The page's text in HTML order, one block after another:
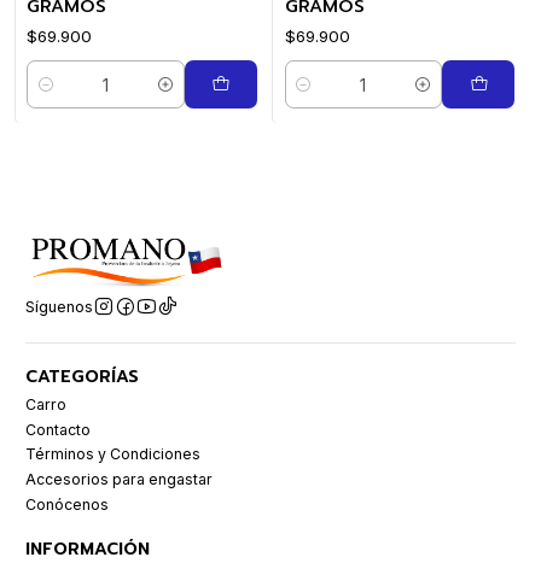
GRAMOS
$69.900
Cantidad
GRAMOS
$69.900
Cantidad
Síguenos
CATEGORÍAS
Carro
Contacto
Términos y Condiciones
Accesorios para engastar
Conócenos
INFORMACIÓN